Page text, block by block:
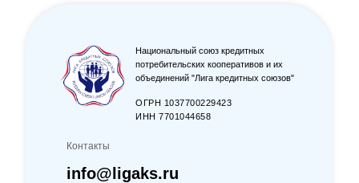
Национальный союз кредитных
потребительских кооперативов и их
объединений "Лига кредитных союзов"
ИНН 7701044658
ОГРН 1037700229423
Контакты
info@ligaks.ru